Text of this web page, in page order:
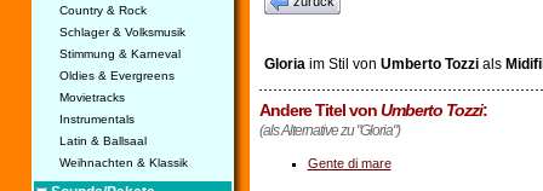
Country & Rock
Schlager & Volksmusik
Stimmung & Karneval
Oldies & Evergreens
Movietracks
Instrumentals
Latin & Ballsaal
Weihnachten & Klassik
Gloriaim Stil von Umberto Tozzials
Andere Titel vonUmberto Tozzi:
(als Alternative zu "Gloria")
Gente di mare